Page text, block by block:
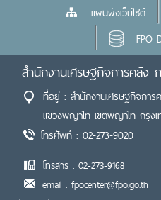
แผนผังเว็บไซต์
FPO
สำนักงานเศรษฐกิจการคลัง
ที่อยู่ : สำนักงานเศรษฐกิจกา
แขวงพญาไท เขตพญาไท กรุง
โทรศัพท์ : 02-273-9020
โทรสาร : 02-273-9168
email : fpocenter@fpo.go.th